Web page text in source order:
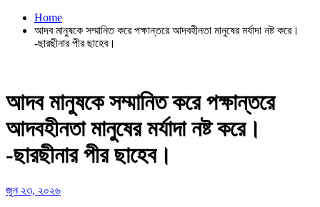
Home
আদব মানুষকে সম্মানিত করে পক্ষান্তরে আদবহীনতা মানুষের মর্যাদা নষ্ট করে।
-ছারছীনার পীর ছাহেব।
আদব মানুষকে সম্মানিত করে পক্ষান্তরে
আদবহীনতা মানুষের মর্যাদা নষ্ট করে।
-ছারছীনার পীর ছাহেব।
জুন ২৩, ২০২৬